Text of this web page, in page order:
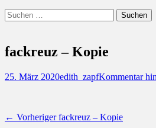
Suchen
Suchen
nach:
fackreuz – Kopie
Posted
25. März 2020Autor
edith_zapfKommentar
Beitragsnavigation
← Vorheriger Vorheriger
fackreuz – Kopie